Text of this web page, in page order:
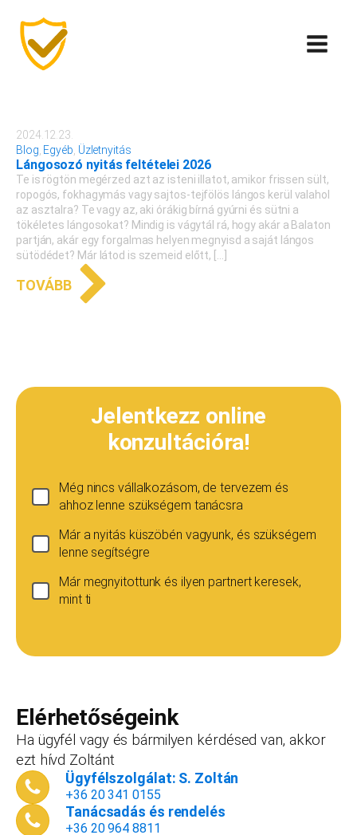
2024.12.23.
Blog Egyéb Üzletnyitás
Lángosozó nyitás feltételei 2026
Te is rögtön megérzed azt az isteni illatot, amikor frissen sült,
ropogós, fokhagymás vagy sajtos-tejfölös lángos kerül valahol
az asztalra? Te vagy az, aki órákig bírná gyúrni és sütni a
tökéletes lángosokat? Mindig is vágytál rá, hogy akár a Balaton
partján, akár egy forgalmas helyen megnyisd a saját lángos
sütödédet? Már látod is szemeid előtt, […]
TOVÁBB
Jelentkezz online
konzultációra!
Még nincs vállalkozásom, de tervezem és
ahhoz lenne szükségem tanácsra
Már a nyitás küszöbén vagyunk, és szükségem
lenne segítségre
Már megnyitottunk és ilyen partnert keresek,
mint ti
vállalkozást, ezt az összeget le tudjuk vonni a
dokumentációk, engedélyek árából így végül
is, ha nyitsz valamit, a konzultáció díjmentes.
Telefonszám
Elérhetőségeink
Ha ügyfél vagy és bármilyen kérdésed van, akkor
ezt hívd Zoltánt
Ügyfélszolgálat: S. Zoltán
+36 20 341 0155
Tanácsadás és rendelés
+36 20 964 8811